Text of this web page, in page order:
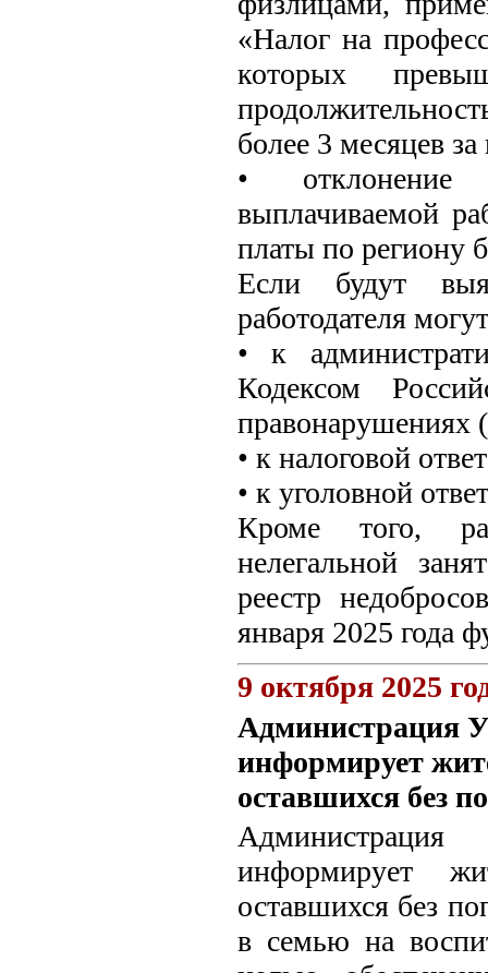
«Налог на
которых
более 3 месяцев за
• отклонение
выплачиваемой
платы по региону
Если будут
работодателя
• к
Кодексом
правонарушениях
• к налоговой
• к уголовной
Кроме того,
нелегальной
реестр
января 2025 года
9 октября 2025
Администрация
информирует
оставшихся без
информирует
оставшихся без
в семью на